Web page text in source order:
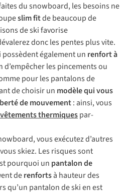
du snowboard, les besoins ne
slim fitde beaucoup de
de ski favorise
donc les pentes plus vite.
également un renfort à
d’empêcher les pincements ou
pour les pantalons de
de choisir un modèle qui vous
de mouvement: ainsi, vous
thermiquespar-
vous exécutez d’autres
skiez. Les risques sont
pourquoi un pantalon de
derenfortsà hauteur des
qu’un pantalon de ski en est